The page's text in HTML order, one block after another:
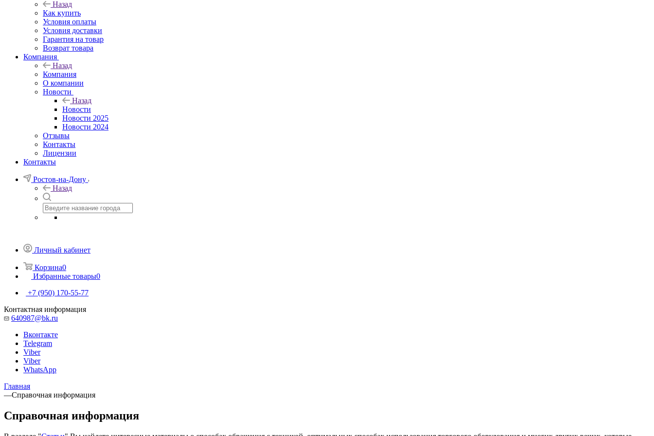
Назад
Как купить
Условия оплаты
Условия доставки
Гарантия на товар
Возврат товара
Компания
Назад
Компания
О компании
Новости
Назад
Новости
Новости 2025
Новости 2024
Отзывы
Контакты
Лицензии
Контакты
Ростов-на-Дону
Назад
Личный кабинет
Корзина0
Избранные товары0
+7 (950) 170-55-77
Контактная информация
640987@bk.ru
Вконтакте
Telegram
Viber
Viber
WhatsApp
Главная
—Справочная информация
Справочная информация